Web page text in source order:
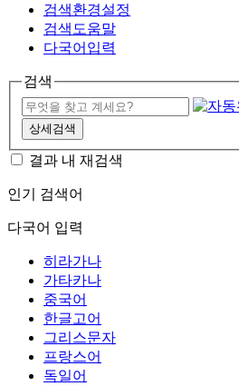
검색환경설정
검색도움말
다국어입력
검색
상세검색
결과 내 재검색
인기 검색어
다국어 입력
히라가나
가타카나
중국어
한글고어
그리스문자
프랑스어
독일어